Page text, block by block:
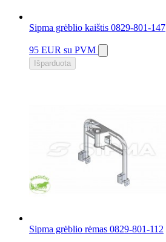
Sipma grėblio kaištis 0829-801-147
95 EUR su PVM
Išparduota
Sipma grėblio rėmas 0829-801-112